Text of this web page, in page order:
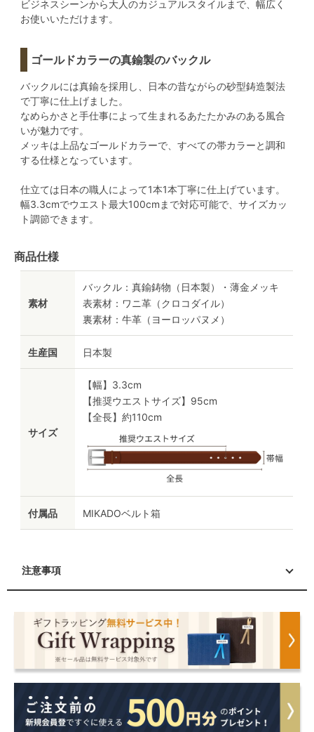
ビジネスシーンから大人のカジュアルスタイルまで、幅広く
お使いいただけます。
ゴールドカラーの真鍮製のバックル
バックルには真鍮を採用し、日本の昔ながらの砂型鋳造製法
で丁寧に仕上げました。
なめらかさと手仕事によって生まれるあたたかみのある風合
いが魅力です。
メッキは上品なゴールドカラーで、すべての帯カラーと調和
する仕様となっています。
仕立ては日本の職人によって1本1本丁寧に仕上げています。
幅3.3cmでウエスト最大100cmまで対応可能で、サイズカッ
ト調節できます。
商品仕様
素材
バックル：真鍮鋳物（日本製）・薄金メッキ
表素材：ワニ革（クロコダイル）
裏素材：牛革（ヨーロッパヌメ）
生産国 日本製
サイズ
【幅】3.3cm
【推奨ウエストサイズ】95cm
【全長】約110cm
付属品 MIKADOベルト箱
注意事項